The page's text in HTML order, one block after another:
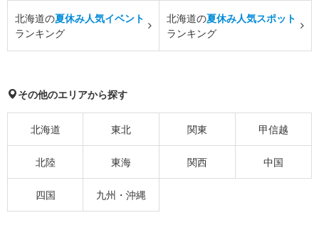
北海道の夏休み人気イベント
ランキング
北海道の夏休み人気スポット
ランキング
その他のエリアから探す
北海道 東北 関東 甲信越
北陸 東海 関西 中国
四国 九州・沖縄